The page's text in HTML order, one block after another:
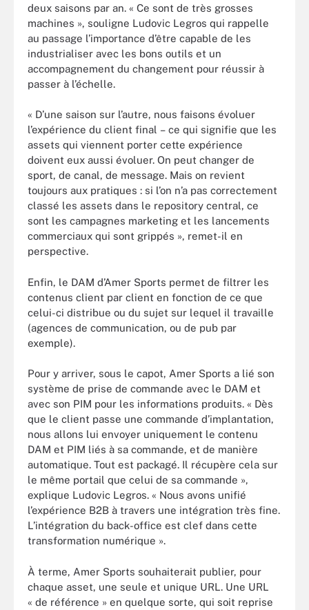
deux saisons par an. « Ce sont de très grosses
machines », souligne Ludovic Legros qui rappelle
au passage l’importance d’être capable de les
industrialiser avec les bons outils et un
accompagnement du changement pour réussir à
passer à l’échelle.
« D’une saison sur l’autre, nous faisons évoluer
l’expérience du client final – ce qui signifie que les
assets qui viennent porter cette expérience
doivent eux aussi évoluer. On peut changer de
sport, de canal, de message. Mais on revient
toujours aux pratiques : si l’on n’a pas correctement
classé les assets dans le repository central, ce
sont les campagnes marketing et les lancements
commerciaux qui sont grippés », remet-il en
perspective.
Enfin, le DAM d’Amer Sports permet de filtrer les
contenus client par client en fonction de ce que
celui-ci distribue ou du sujet sur lequel il travaille
(agences de communication, ou de pub par
exemple).
Pour y arriver, sous le capot, Amer Sports a lié son
système de prise de commande avec le DAM et
avec son PIM pour les informations produits. « Dès
que le client passe une commande d’implantation,
nous allons lui envoyer uniquement le contenu
DAM et PIM liés à sa commande, et de manière
automatique. Tout est packagé. Il récupère cela sur
le même portail que celui de sa commande »,
explique Ludovic Legros. « Nous avons unifié
l’expérience B2B à travers une intégration très fine.
L’intégration du back-office est clef dans cette
transformation numérique ».
À terme, Amer Sports souhaiterait publier, pour
chaque asset, une seule et unique URL. Une URL
« de référence » en quelque sorte, qui soit reprise